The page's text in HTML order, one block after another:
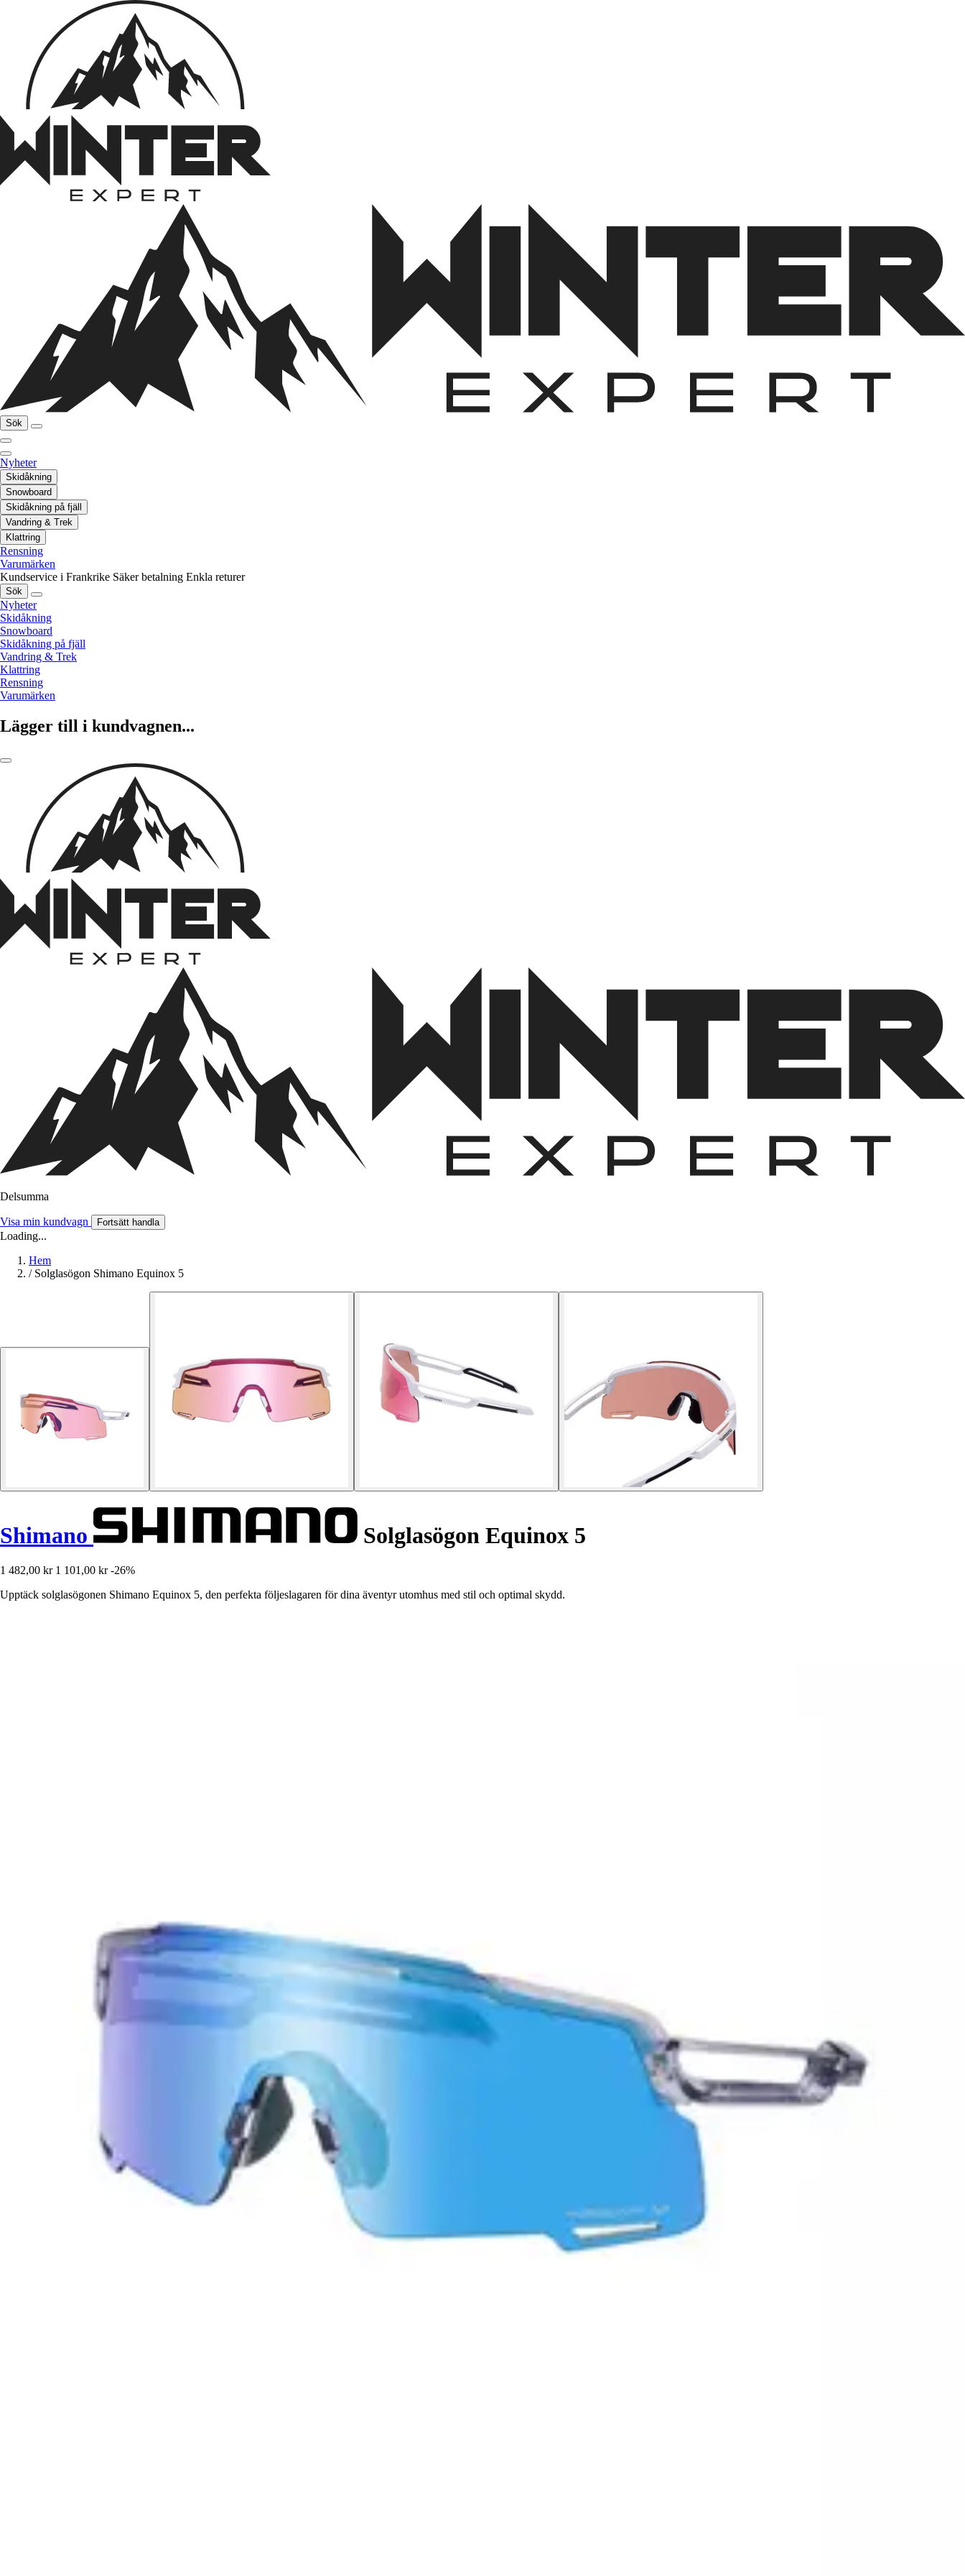
Sök
Nyheter
Skidåkning
Snowboard
Skidåkning på fjäll
Vandring & Trek
Klattring
Rensning
Varumärken
Kundservice i Frankrike Säker betalning Enkla returer
Sök
Nyheter
Skidåkning
Snowboard
Skidåkning på fjäll
Vandring & Trek
Klattring
Rensning
Varumärken
Lägger till i kundvagnen...
Delsumma
Visa min kundvagn Fortsätt handla
Loading...
Hem
/ Solglasögon Shimano Equinox 5
Shimano Solglasögon Equinox 5
1 482,00 kr 1 101,00 kr -26%
Upptäck solglasögonen Shimano Equinox 5, den perfekta följeslagaren för dina äventyr utomhus med stil och optimal skydd.